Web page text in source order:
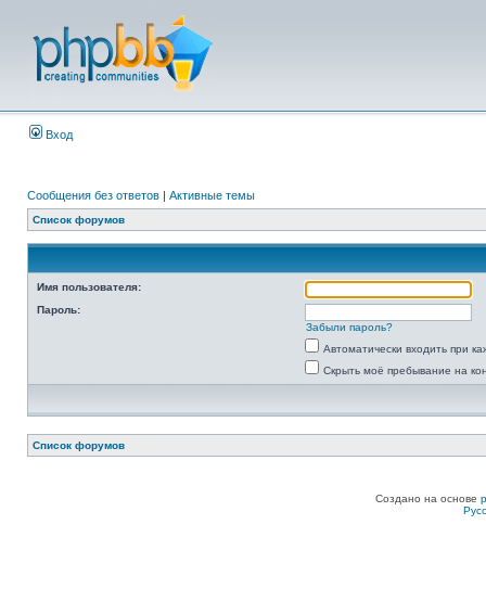
Вход
Сообщения без ответов | Активные темы
Список форумов
Имя пользователя:
Пароль:
Забыли пароль?
Автоматически входить при
Скрыть моё пребывание на
Список форумов
Создано на основе